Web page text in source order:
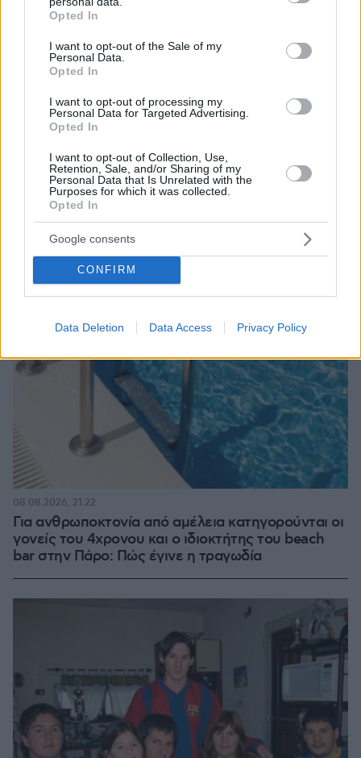
grant or deny consent to Google and its third-party tags to
use your data for below specified purposes in below Google
consent section.
Opted In
I want to opt-out of the Sale of my
Personal Data.
Opted In
I want to opt-out of processing my
Personal Data for Targeted Advertising.
Opted In
I want to opt-out of Collection, Use,
Retention, Sale, and/or Sharing of my
Personal Data that Is Unrelated with the
Purposes for which it was collected.
Opted In
Google consents
CONFIRM
Data Deletion Data Access Privacy Policy
Μυστήριο 3.500 ετών στη Σαντορίνη: Ο 15χρονος
που δεν πρόλαβε να ξεφύγει από το τσουνάμι
μπορεί ν' αλλάξει τη χρονολογία της μεγάλης
έκρηξης
08.08.2026, 18:08
Για ανθρωποκτονία από αμέλεια κατηγορούνται οι
γονείς του 4χρονου και ο ιδιοκτήτης του beach
bar στην Πάρο: Πώς έγινε η τραγωδία
08.08.2026, 21:22